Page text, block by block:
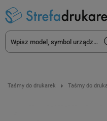
Taśmy do drukarek Taśmy do